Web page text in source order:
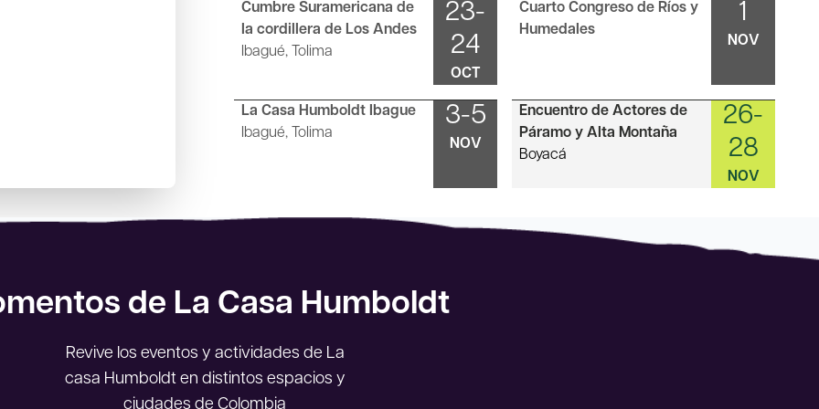
Cumbre Suramericana de
la cordillera de Los Andes
Ibagué, Tolima
23-
24
OCT
Cuarto Congreso de Ríos y
Humedales
1
NOV
La Casa Humboldt Ibague
Ibagué, Tolima
3-5
NOV
Encuentro de Actores de
Páramo y Alta Montaña
Boyacá
26-
28
NOV
de La Casa Humboldt
Revive los eventos y actividades de La
casa Humboldt en distintos espacios y
ciudades de Colombia